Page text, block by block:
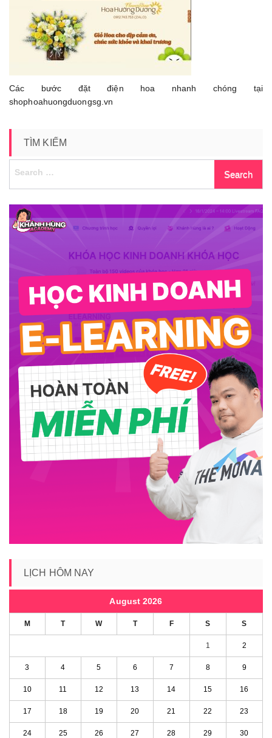
tại
shophoahuongduongsg.vn
Các bước đặt điện hoa nhanh chóng tại
shophoahuongduongsg.vn
TÌM KIẾM
Search
LỊCH HÔM NAY
August 2026
M T W T F S S
1 2
3 4 5 6 7 8 9
10 11 12 13 14 15 16
17 18 19 20 21 22 23
24 25 26 27 28 29 30